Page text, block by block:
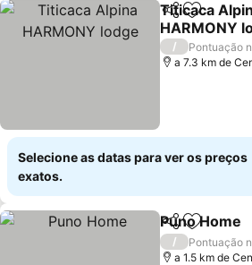
Partilhar
Titicaca
HARMONY
/
Pontuação
a 7.3 km de
Selecione as datas para ver os preços
exatos.
Partilhar
Puno Home
/
Pontuação
a 1.5 km de